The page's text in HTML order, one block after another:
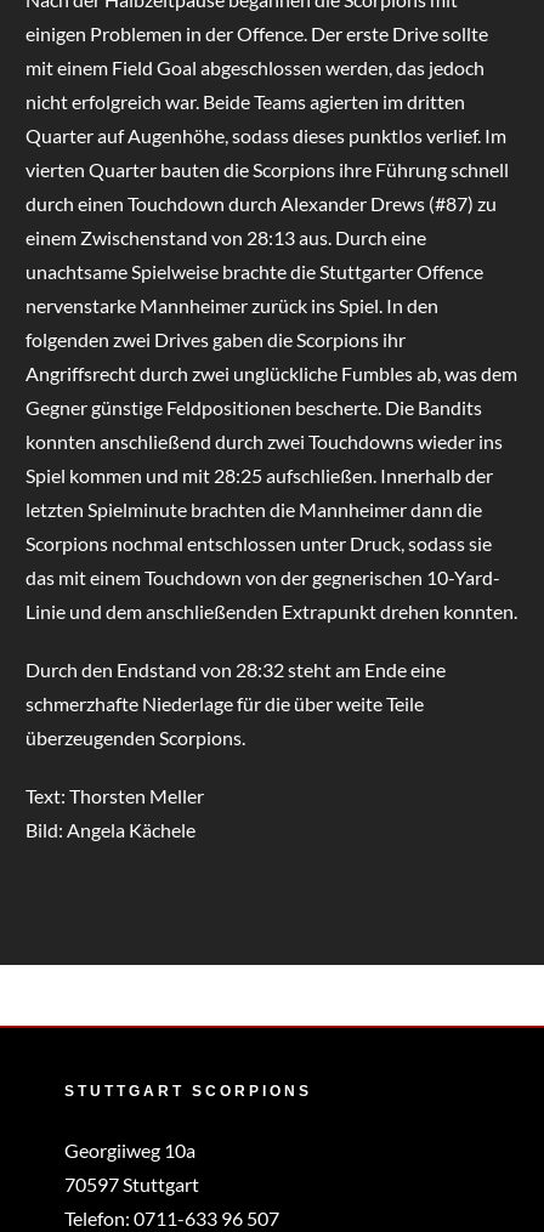
einigen Problemen in der Offence. Der erste Drive sollte
mit einem Field Goal abgeschlossen werden, das jedoch
nicht erfolgreich war. Beide Teams agierten im dritten
Quarter auf Augenhöhe, sodass dieses punktlos verlief. Im
vierten Quarter bauten die Scorpions ihre Führung schnell
durch einen Touchdown durch Alexander Drews (#87) zu
einem Zwischenstand von 28:13 aus. Durch eine
unachtsame Spielweise brachte die Stuttgarter Offence
nervenstarke Mannheimer zurück ins Spiel. In den
folgenden zwei Drives gaben die Scorpions ihr
Angriffsrecht durch zwei unglückliche Fumbles ab, was dem
Gegner günstige Feldpositionen bescherte. Die Bandits
konnten anschließend durch zwei Touchdowns wieder ins
Spiel kommen und mit 28:25 aufschließen. Innerhalb der
letzten Spielminute brachten die Mannheimer dann die
Scorpions nochmal entschlossen unter Druck, sodass sie
das mit einem Touchdown von der gegnerischen 10-Yard-
Linie und dem anschließenden Extrapunkt drehen konnten.
Durch den Endstand von 28:32 steht am Ende eine
schmerzhafte Niederlage für die über weite Teile
überzeugenden Scorpions.
Text: Thorsten Meller
Bild: Angela Kächele
STUTTGART SCORPIONS
Georgiiweg 10a
70597 Stuttgart
Telefon: 0711-633 96 507